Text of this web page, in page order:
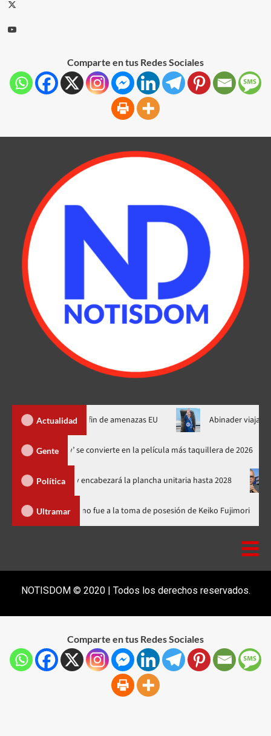
Comparte en tus Redes Sociales
Actualidad
Ormuz al fin de amenazas EU Abinader viajará a
Gente
‘Spider-Man: Brand New Day’ se convierte en la película más
Política
PRM y encabezará la plancha unitaria hasta 2028 Carlos
Ultramar Luis Abinader no fue a la toma de posesión de Keiko
NOTISDOM © 2020 | Todos los derechos reservados.
Comparte en tus Redes Sociales